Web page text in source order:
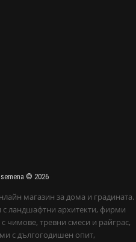
© 2026
магазин за дома и градината.
ландшафтни архитекти, фирми
чимове, тревни смеси и райграс,
с дългогодишен опит,